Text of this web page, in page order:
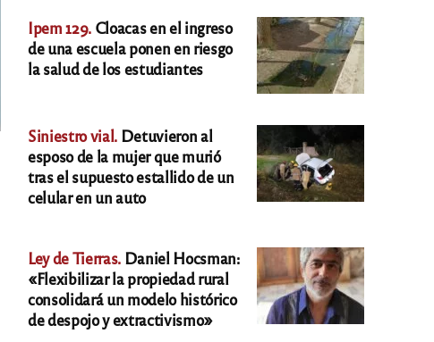
Ipem 129. Cloacas en el ingreso
de una escuela ponen en riesgo
la salud de los estudiantes
Siniestro vial. Detuvieron al
esposo de la mujer que murió
tras el supuesto estallido de un
celular en un auto
Ley de Tierras. Daniel Hocsman:
«Flexibilizar la propiedad rural
consolidará un modelo histórico
de despojo y extractivismo»